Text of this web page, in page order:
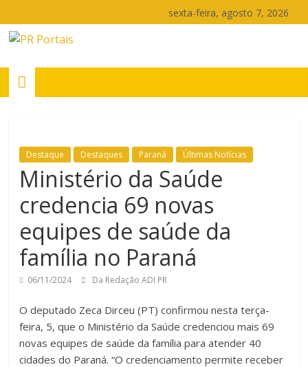
para
sexta-feira, agosto 7, 2026
PR
Portais
de
notícias
Paraná
Destaque Destaques Paraná Últimas Notícias
Ministério da Saúde
credencia 69 novas
equipes de saúde da
família no Paraná
06/11/2024 Da Redação ADI PR
O deputado Zeca Dirceu (PT) confirmou nesta terça-
feira, 5, que o Ministério da Saúde credenciou mais 69
novas equipes de saúde da família para atender 40
cidades do Paraná. “O credenciamento permite receber